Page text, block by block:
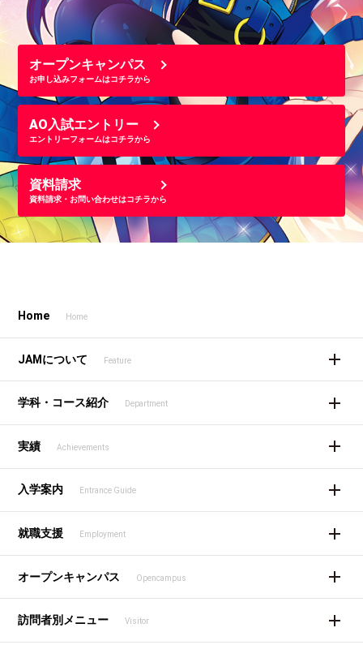
オープンキャンパス
お申し込みフォームはコチラから
AO入試エントリー
エントリーフォームはコチラから
資料請求
資料請求・お問い合わせはコチラから
Home Home
JAMについて Feature
学科・コース紹介 Department
実績 Achievements
入学案内 Entrance Guide
就職支援 Employment
オープンキャンパス Opencampus
訪問者別メニュー Visitor